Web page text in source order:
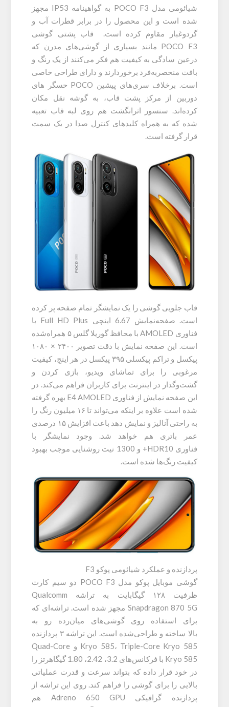
شیائومی مدل POCO F3 به گواهینامه IP53 مجهز
شده است و این محصول را در برابر قطرات آب و
گردوغبار مقاوم کرده است. قاب پشتی گوشی
POCO F3 مانند بسیاری از گوشی‌های مدرن که
درعین سادگی به کیفیت هم فکر می‌کنند از یک رنگ و
بافت منحصربه‌فرد برخوردارند و دارای طراحی خاصی
است. برخلاف سری‌های پیشین POCO حسگر های
دوربین از مرکز پشت قاب، به گوشه نقل مکان
کرده‌اند. سنسور اثرانگشت هم روی لبه قاب تعبیه
شده که به همراه کلید‌های کنترل صدا در یک سمت
قرار گرفته است.
قاب جلویی گوشی را یک نمایشگر تمام صفحه پر کرده
است. صفحه‌نمایش 6.67 اینچی Full HD Plus با
فناوری AMOLED با محافظ گوریلا گلس ۵ همراه‌شده
است. این صفحه نمایش با دقت تصویر ۲۴۰۰ × ۱۰۸۰
پیکسل و تراکم پیکسلی ۳۹۵ پیکسل در هر اینچ، کیفیت
مرغوبی را برای تماشای ویدیو، بازی کردن و
گشت‌وگذار در اینترنت برای کاربران فراهم می‌کند. در
این صفحه نمایش از فناوری E4 AMOLED بهره گرفته
شده است علاوه بر اینکه می‌تواند تا ۱۶ میلیون رنگ را
به راحتی آنالیز و نمایش دهد باعث افزایش ۱۵ درصدی
عمر باتری هم خواهد شد. وجود نمایشگر با
فناوری HDR10+ و 1300 نیت روشنایی موجب بهبود
کیفیت رنگ‌ها شده است.
پردازنده و عملکرد شیائومی پوکو F3
گوشی موبایل پوکو مدل POCO F3 دو سیم‌ کارت
ظرفیت ۱۲۸ گیگابایت به تراشه Qualcomm
Snapdragon 870 5G مجهز شده است. تراشه‌ای که
برای استفاده روی گوشی‌های میان‌رده رو به‌
بالا ساخته و طراحی‌شده است. این تراشه ۳ پردازنده
Kryo 585، Triple-Core Kryo 585 و Quad-Core
Kryo 585 با فرکانس‌های 3.2، 2.42، 1.80 گیگاهرتز را
در خود قرار داده که بتواند سرعت و قدرت عملیاتی
بالایی را برای گوشی را فراهم کند. روی این تراشه از
پردازنده گرافیکی Adreno 650 GPU هم